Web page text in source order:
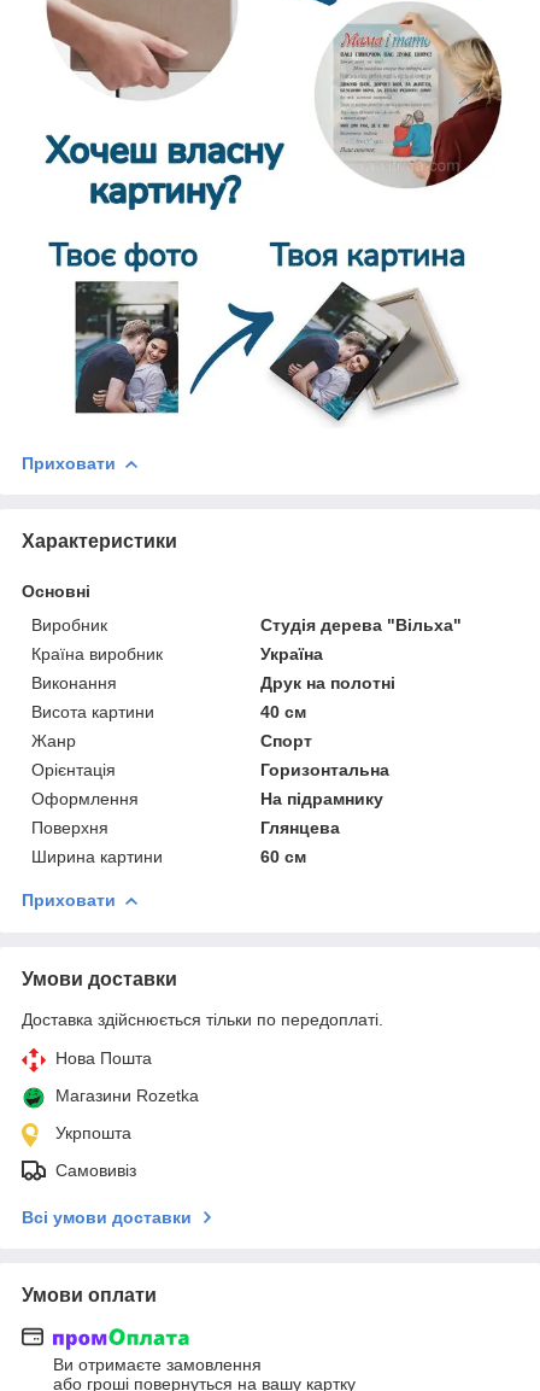
Приховати
Характеристики
Основні
Виробник
Студія дерева "Вільха"
Країна виробник
Україна
Виконання
Друк на полотні
Висота картини
40 см
Жанр
Спорт
Орієнтація
Горизонтальна
Оформлення
На підрамнику
Поверхня
Глянцева
Ширина картини
60 см
Приховати
Умови доставки
Доставка здійснюється тільки по передоплаті.
Нова Пошта
Магазини Rozetka
Укрпошта
Самовивіз
Всі умови доставки
Умови оплати
Ви отримаєте замовлення
або гроші повернуться на вашу картку